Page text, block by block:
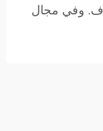
وفي مجال
وعلى